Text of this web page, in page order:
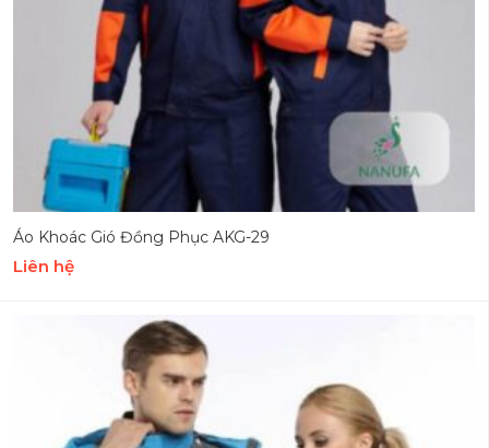
Áo Khoác Gió Đồng Phục AKG-29
Liên hệ